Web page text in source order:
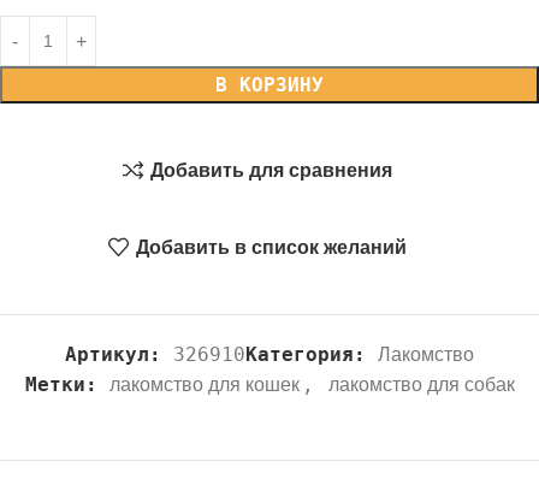
В КОРЗИНУ
Добавить для сравнения
Добавить в список желаний
Артикул: 326910 Категория: Лакомство
Метки: лакомство для кошек , лакомство для собак